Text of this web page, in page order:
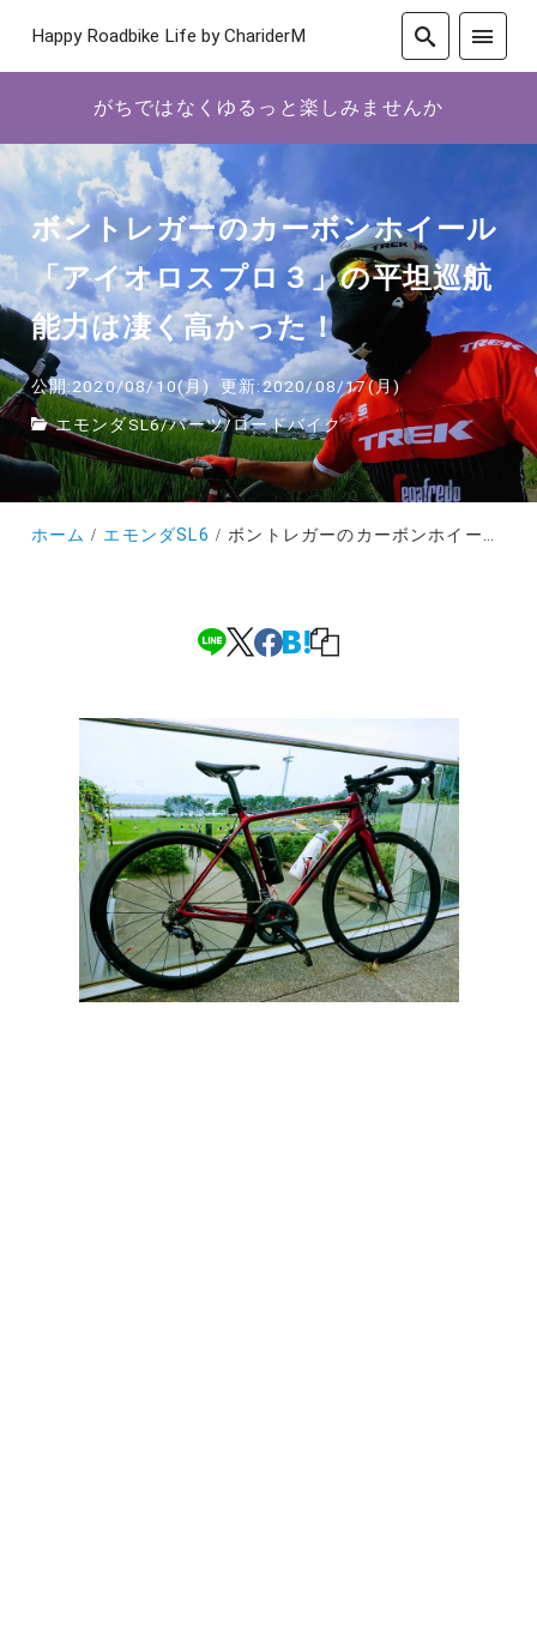
Happy Roadbike Life by ChariderM
がちではなくゆるっと楽しみませんか
ボントレガーのカーボンホイール
「アイオロスプロ３」の平坦巡航
能力は凄く高かった！
公開:2020/08/10(月) 更新:2020/08/17(月)
エモンダSL6/パーツ/ロードバイク
ホーム エモンダSL6 ボントレガーのカーボンホイール「アイオロスプロ３」の平坦巡航能力は凄く高かった！